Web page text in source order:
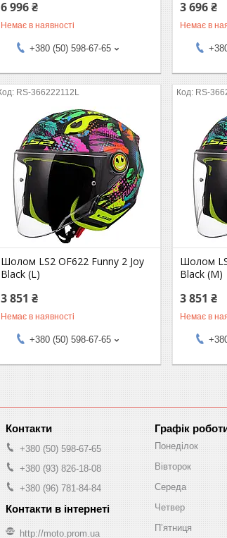
6 996 ₴
Немає в наявності
+380 (50) 598-67-65
3 696 ₴
Немає в
RS-366222112L
Шолом LS2 OF622 Funny 2 Joy
Black (L)
3 851 ₴
Немає в наявності
+380 (50) 598-67-65
RS-
Шолом
Black (M)
3 851 ₴
Немає в
+380 (50) 598-67-65
+380 (93) 826-18-08
+380 (96) 781-84-84
http://moto.prom.ua
Графік
Понеділок
Вівторок
Середа
Четвер
Пʼятниця